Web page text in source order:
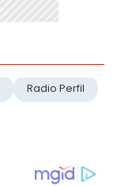
Radio Perfil